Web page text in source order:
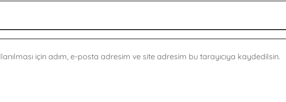
için adım, e-posta adresim ve site adresim bu tarayıcıya kaydedilsin.